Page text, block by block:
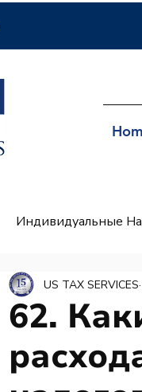
Индивидуальные
ведомости
62.
US TAX SERVICES